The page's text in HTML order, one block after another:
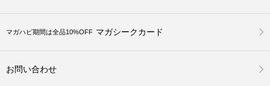
マガハピ期間は全品10%OFF マガシークカード
お問い合わせ